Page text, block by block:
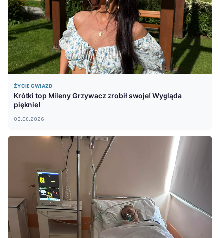
ŻYCIE GWIAZD
Krótki top Mileny Grzywacz zrobił swoje! Wygląda
pięknie!
03.08.2026